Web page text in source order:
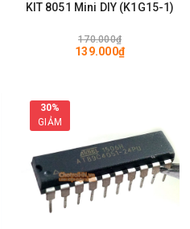
KIT 8051 Mini DIY (K1G15-1)
170.000₫
139.000₫
30%
GIẢM